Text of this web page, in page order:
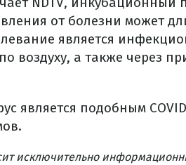
от болезни может
является
воздуху, а также через
является подобным
исключительно